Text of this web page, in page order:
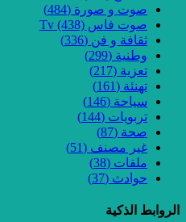
صوت و صورة (484)
صوت فاس Tv (438)
ثقافة و فن (336)
وطنية (299)
تعزية (217)
تهنئة (161)
سياحة (146)
تربويات (144)
صحة (87)
غير مصنف (51)
ملفات (38)
حوادث (37)
الروابط الذكية